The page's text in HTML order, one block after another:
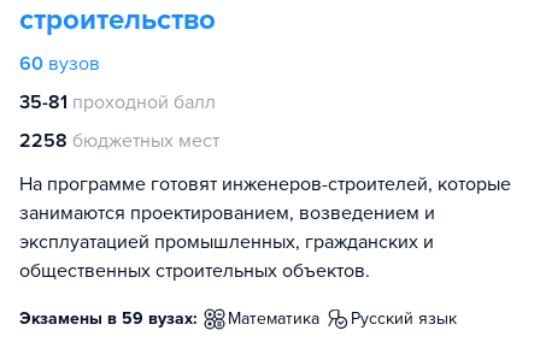
строительство
60 вузов
35-81 проходной балл
2258 бюджетных мест
На программе готовят инженеров-строителей, которые
занимаются проектированием, возведением и
эксплуатацией промышленных, гражданских и
общественных строительных объектов.
Экзамены в 59 вузах: математика
русский язык